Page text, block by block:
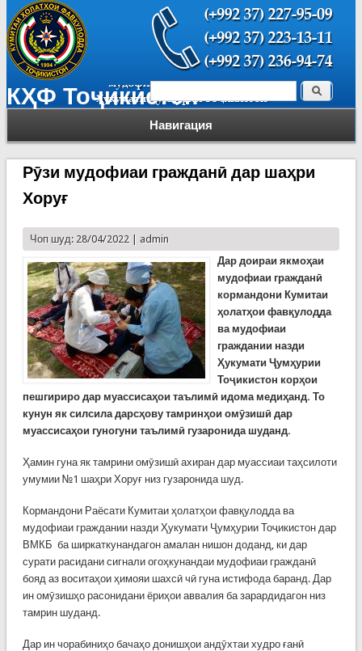
КҲФ Тоҷикистон
Навигация
Форма поиска Поиск
Рӯзи мудофиаи гражданӣ дар шаҳри
Хоруғ
Чоп шуд: 28/04/2022 | admin
Дар доираи якмоҳаи
мудофиаи гражданӣ
кормандони Кумитаи
ҳолатҳои фавқулодда
ва мудофиаи
граждании назди
Ҳукумати Ҷумҳурии
Тоҷикистон корҳои
пешгириро дар муассисаҳои таълимӣ идома медиҳанд. То
кунун як силсила дарсҳову тамринҳои омӯзишӣ дар
муассисаҳои гуногуни таълимӣ гузаронида шуданд.
Ҳамин гуна як тамрини омӯзишӣ ахиран дар муассиаи таҳсилоти
умумии №1 шаҳри Хоруғ низ гузаронида шуд.
Кормандони Раёсати Кумитаи ҳолатҳои фавқулодда ва
мудофиаи граждании назди Ҳукумати Ҷумҳурии Тоҷикистон дар
ВМКБ ба ширкаткунандагон амалан нишон доданд, ки дар
сурати расидани сигнали огоҳкунандаи мудофиаи гражданӣ
бояд аз воситаҳои ҳимояи шахсӣ чӣ гуна истифода баранд. Дар
ин омӯзишҳо расонидани ёриҳои аввалия ба зарардидагон низ
тамрин шуданд.
Дар ин чорабиниҳо бачаҳо донишҳои андӯхтаи худро ғанӣ